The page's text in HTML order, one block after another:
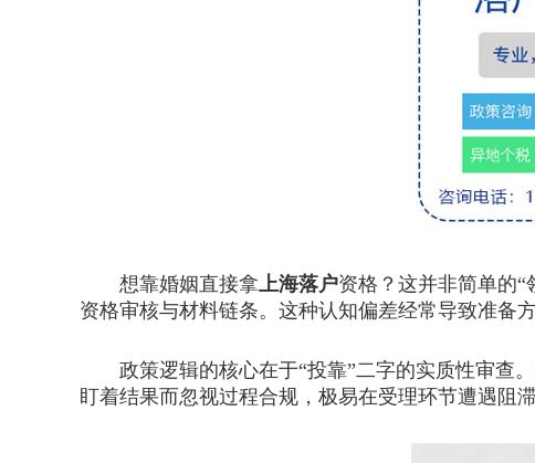
想靠婚姻直接拿上海落户资格？这并非简单的
资格审核与材料链条。这种认知偏差经常导致准备
政策逻辑的核心在于“投靠”二字的实质性审查。
盯着结果而忽视过程合规，极易在受理环节遭遇阻滞